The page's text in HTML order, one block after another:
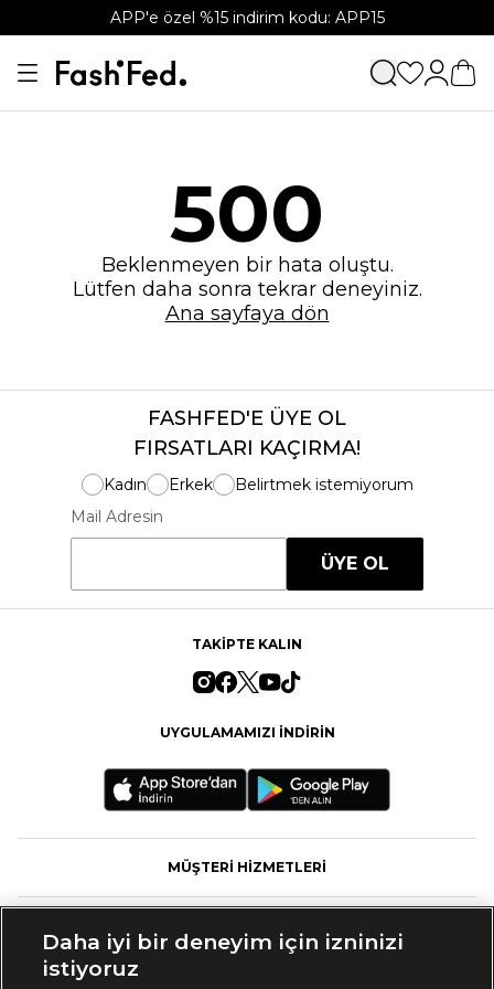
APP'e özel %15 indirim kodu: APP15
500
Beklenmeyen bir hata oluştu.
Lütfen daha sonra tekrar deneyiniz.
Ana sayfaya dön
FASHFED'E ÜYE OL
FIRSATLARI KAÇIRMA!
Kadın Erkek
Belirtmek istemiyorum
Mail Adresin
ÜYE OL
TAKİPTE KALIN
UYGULAMAMIZI İNDİRİN
MÜŞTERİ HİZMETLERİ
Daha iyi bir deneyim için izninizi
istiyoruz